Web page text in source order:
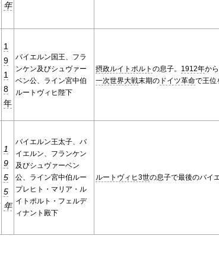
年
1
9
1
8
年
バイエルン国王、フラ
ンケン及びシュヴァー
ベン公、ライン宮中伯
ルートヴィヒ陛下
摂政ルイトポルトの息子。 1912年から
一次世界大戦末期の ドイツ革命で王位
1
9
5
5
年
バイエルン王太子、バ
イエルン、フランケン
及びシュヴァーベン
公、ライン宮中伯ルー
プレヒト・マリア・ル
イトポルト・フェルデ
ィナント殿下
ルートヴィヒ3世の息子で最後のバイ